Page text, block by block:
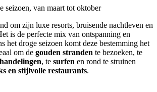
seizoen, van maart tot oktober
om zijn luxe resorts, bruisende nachtleven en
is de perfecte mix van ontspanning en
het droge seizoen komt deze bestemming het
om de gouden stranden te bezoeken, te
, te surfen en rond te struinen
en stijlvolle restaurants.